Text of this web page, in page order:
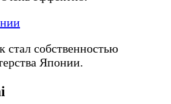
стал собственностью
Японии.